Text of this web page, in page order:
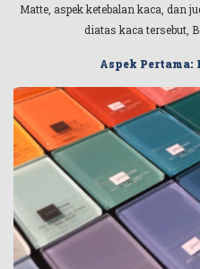
Matte, aspek ketebalan kaca, dan
diatas kaca tersebut,
Aspek